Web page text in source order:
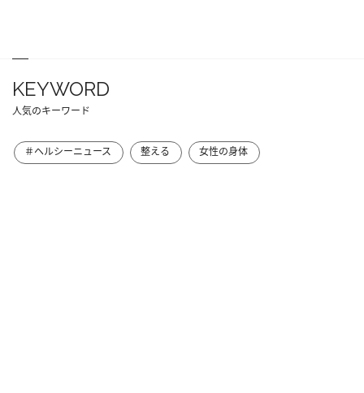
KEYWORD
人気のキーワード
＃ヘルシーニュース 整える 女性の身体